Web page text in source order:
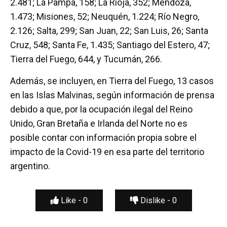
2.481; La Pampa, 158; La Rioja, 352; Mendoza,
1.473; Misiones, 52; Neuquén, 1.224; Río Negro,
2.126; Salta, 299; San Juan, 22; San Luis, 26; Santa
Cruz, 548; Santa Fe, 1.435; Santiago del Estero, 47;
Tierra del Fuego, 644, y Tucumán, 266.
Además, se incluyen, en Tierra del Fuego, 13 casos
en las Islas Malvinas, según información de prensa
debido a que, por la ocupación ilegal del Reino
Unido, Gran Bretaña e Irlanda del Norte no es
posible contar con información propia sobre el
impacto de la Covid-19 en esa parte del territorio
argentino.
Like - 0 Dislike - 0